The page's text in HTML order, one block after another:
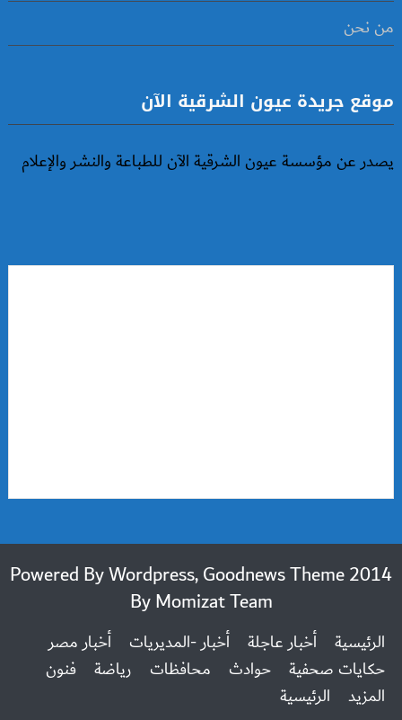
من نحن
موقع جريدة عيون الشرقية الآن
يصدر عن مؤسسة عيون الشرقية الآن للطباعة والنشر والإعلام
2014 Powered By Wordpress, Goodnews Theme
ByMomizat Team
الرئيسية أخبار عاجلة أخبار -المديريات
أخبار مصر
حكايات صحفية
حوادث محافظات رياضة
فنون
المزيد
الرئيسية